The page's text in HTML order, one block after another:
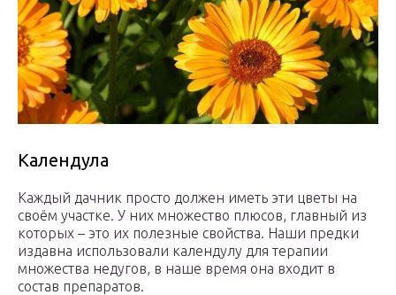
Календула
Каждый дачник просто должен иметь эти цветы на
своём участке. У них множество плюсов, главный из
которых – это их полезные свойства. Наши предки
издавна использовали календулу для терапии
множества недугов, в наше время она входит в
состав препаратов.